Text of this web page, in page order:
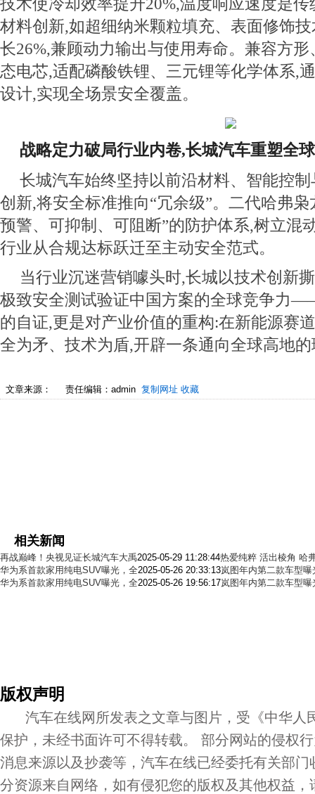
技术使冷却效率提升20%,温度响应速度是
材料创新,如超细纳米颗粒填充、表面修饰
长26%,兼顾动力输出与使用寿命。兼容方
态电芯,适配磷酸铁锂、三元锂等化学体系,
设计,实现全场景安全覆盖。
战略定力破局行业内卷,长城汽车重塑全
长城汽车始终坚持以前沿材料、智能控
创新,将安全标准推向“冗余级”。二代哈弗
预警、可抑制、可阻断”的防护体系,树立混
行业从合规达标跃迁至主动安全范式。
当行业沉迷营销噱头时,长城以技术创新
极致安全测试验证中国方案的全球竞争力
的自证,更是对产业价值的重构:在新能源赛
全为矛、技术为盾,开辟一条通向全球高地
文章来源： 责任编辑：admin 复制网址 收藏
相关新闻
再战巅峰！央视见证长城汽车大禹2025-05-29 11:28:44热爱纯粹 活出棱角 哈
华为系首款家用纯电SUV曝光，全2025-05-26 20:33:13岚图年内第二款车型曝
华为系首款家用纯电SUV曝光，全2025-05-26 19:56:17岚图年内第二款车型曝
版权声明
汽车在线网所发表之文章与图片，受《中华人
保护，未经书面许可不得转载。 部分网站的侵权
消息来源以及抄袭等，汽车在线已经委托有关部
分资源来自网络，如有侵犯您的版权及其他权益